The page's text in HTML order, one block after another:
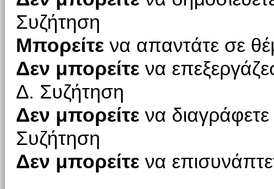
Συζήτηση
Μπορείτενα απαντάτε σε
Δεν μπορείτενα
Δ. Συζήτηση
Δεν μπορείτενα διαγράφετε
Συζήτηση
Δεν μπορείτενα